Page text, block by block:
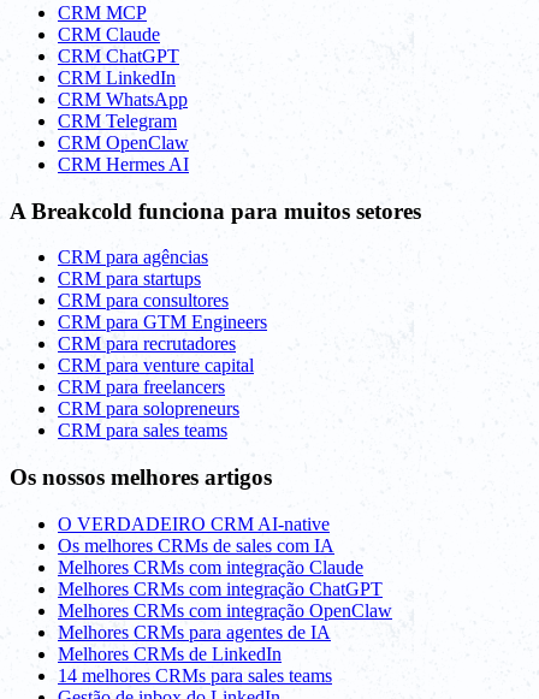
CRM MCP
CRM Claude
CRM ChatGPT
CRM LinkedIn
CRM WhatsApp
CRM Telegram
CRM OpenClaw
CRM Hermes AI
A Breakcold funciona para muitos setores
CRM para agências
CRM para startups
CRM para consultores
CRM para GTM Engineers
CRM para recrutadores
CRM para venture capital
CRM para freelancers
CRM para solopreneurs
CRM para sales teams
Os nossos melhores artigos
O VERDADEIRO CRM AI-native
Os melhores CRMs de sales com IA
Melhores CRMs com integração Claude
Melhores CRMs com integração ChatGPT
Melhores CRMs com integração OpenClaw
Melhores CRMs para agentes de IA
Melhores CRMs de LinkedIn
14 melhores CRMs para sales teams